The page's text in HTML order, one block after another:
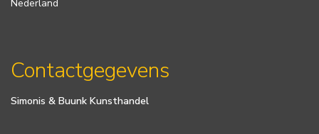
Nederland
Contactgegevens
Simonis & Buunk Kunsthandel